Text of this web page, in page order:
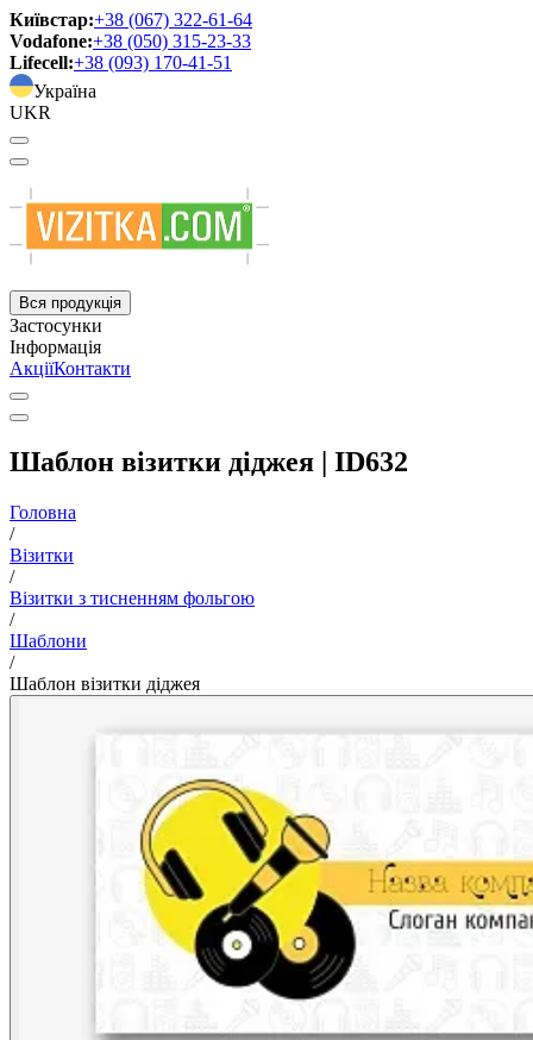
Київстар:+38 (067) 322-61-64
Vodafone:+38 (050) 315-23-33
Lifecell:+38 (093) 170-41-51
Україна
UKR
Вся продукція
Застосунки
Інформація
АкціїКонтакти
Шаблон візитки діджея | ID632
Головна
/
Візитки
/
Візитки з тисненням фольгою
/
Шаблони
/
Шаблон візитки діджея